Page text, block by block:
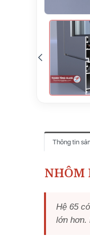
Thông tin
NHÔM
Hệ 65
lớn hơn.